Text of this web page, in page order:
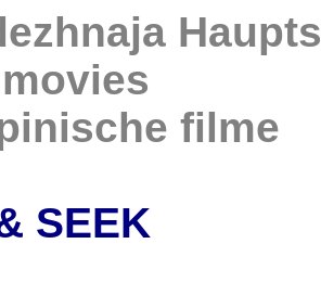
filme
SEEK